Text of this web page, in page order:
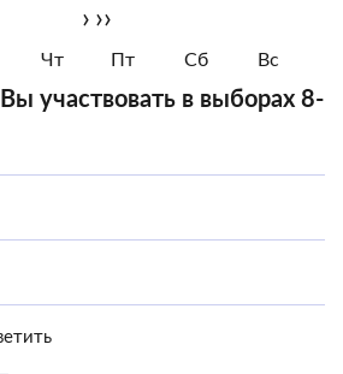
› ››
Чт Пт Сб Вс
участвовать в выборах 8-